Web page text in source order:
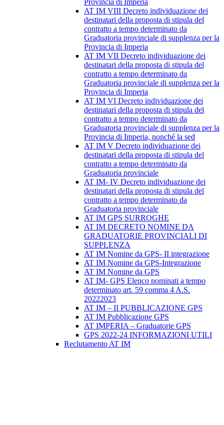
Provincia di Imperia
AT IM VIII Decreto individuazione dei
destinatari della proposta di stipula del
contratto a tempo determinato da
Graduatoria provinciale di supplenza per la
Provincia di Imperia
AT IM VII Decreto individuazione dei
destinatari della proposta di stipula del
contratto a tempo determinato da
Graduatoria provinciale di supplenza per la
Provincia di Imperia
AT IM VI Decreto individuazione dei
destinatari della proposta di stipula del
contratto a tempo determinato da
Graduatoria provinciale di supplenza per la
Provincia di Imperia, nonché la sed
AT IM V Decreto individuazione dei
destinatari della proposta di stipula del
contratto a tempo determinato da
Graduatoria provinciale
AT IM- IV Decreto individuazione dei
destinatari della proposta di stipula del
contratto a tempo determinato da
Graduatoria provinciale
AT IM GPS SURROGHE
AT IM DECRETO NOMINE DA
GRADUATORIE PROVINCIALI DI
SUPPLENZA
AT IM Nomine da GPS- II integrazione
AT IM Nomine da GPS-Integrazione
AT IM Nomine da GPS
AT IM- GPS Elenco nominati a tempo
determinato art. 59 comma 4 A.S.
20222023
AT IM – II PUBBLICAZIONE GPS
AT IM Pubblicazione GPS
AT IMPERIA – Graduatorie GPS
GPS 2022-24 INFORMAZIONI UTILI
Reclutamento AT IM